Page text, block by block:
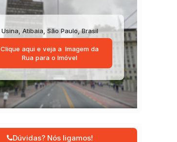
Usina, Atibaia São Paulo,Brasil
Clique aqui e veja a Imagem da
Rua para o Imóvel
Dúvidas? Nós ligamos!